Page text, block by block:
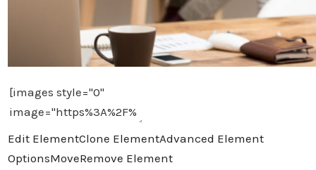
Edit ElementClone ElementAdvanced Element
OptionsMoveRemove Element